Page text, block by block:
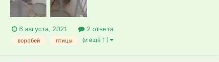
6 августа, 2021 2 ответа
воробей птицы (и ещё 1 )